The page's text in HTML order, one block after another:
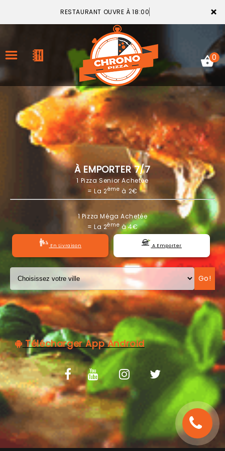
×
RESTAURANT OUVRE À 18:00
ACCUEIL
LA CARTE
VOTRE COMPTE
NOTRE RESTAURANT
VOS AVIS
MENTIONS LÉGALES
0
À EMPORTER 7/7
1 Pizza Senior Achetée
= La 2ème à 2€
1 Pizza Méga Achetée
= La 2èmeà 4€
En Livraison A Emporter
Go!
Télécharger App Android